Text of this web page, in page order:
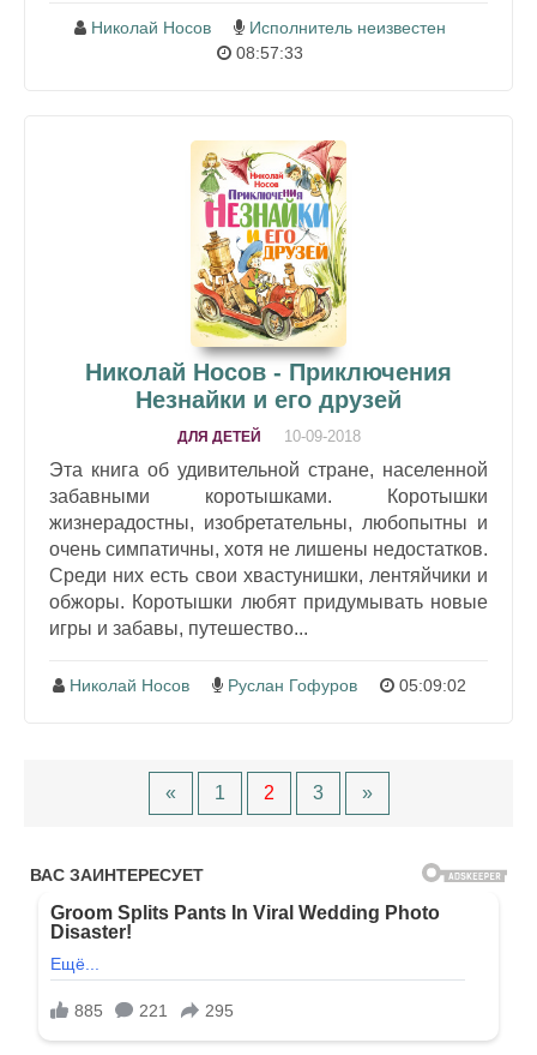
Николай Носов
Исполнитель неизвестен
08:57:33
Николай Носов - Приключения
Незнайки и его друзей
ДЛЯ ДЕТЕЙ 10-09-2018
Эта книга об удивительной стране, населенной
забавными коротышками. Коротышки
жизнерадостны, изобретательны, любопытны и
очень симпатичны, хотя не лишены недостатков.
Среди них есть свои хвастунишки, лентяйчики и
обжоры. Коротышки любят придумывать новые
игры и забавы, путешество...
Николай Носов Руслан Гофуров 05:09:02
« 1 2 3 »